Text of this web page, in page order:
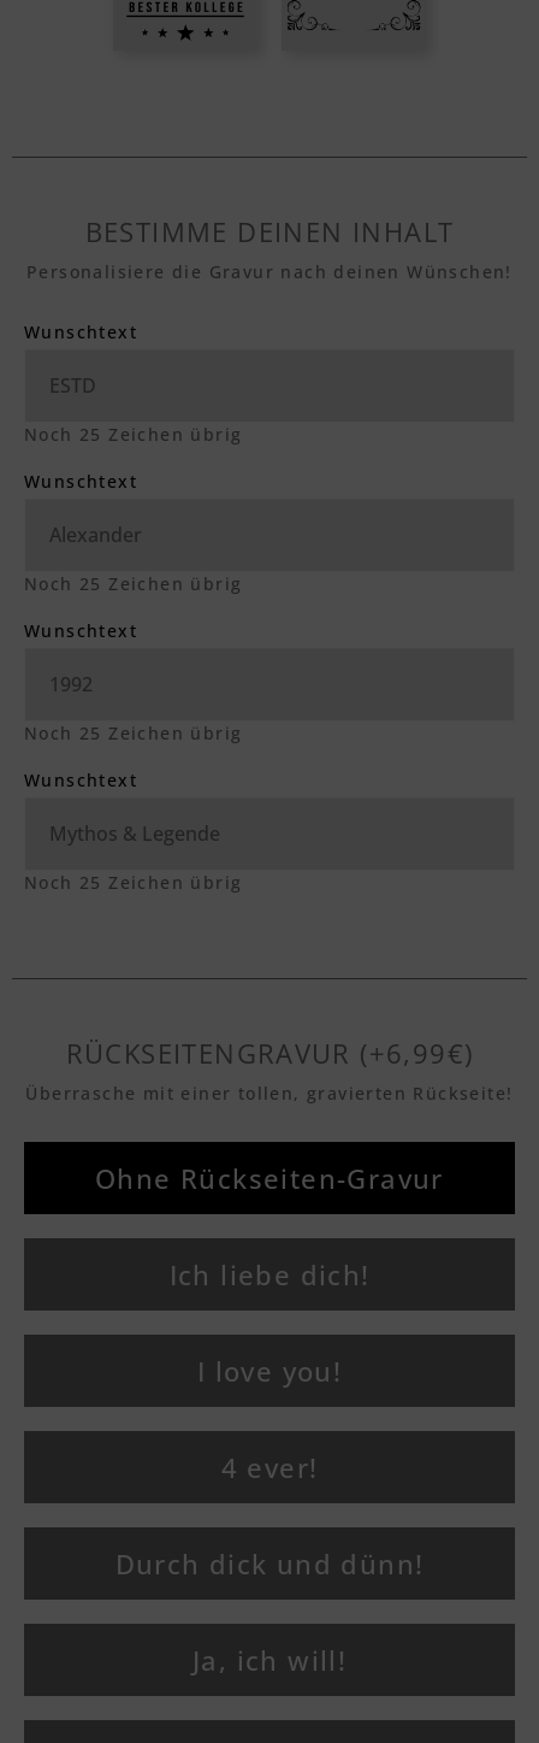
BESTIMME DEINEN INHALT
Personalisiere die Gravur nach deinen Wünschen!
Wunschtext
Noch 25 Zeichen übrig
Wunschtext
Noch 25 Zeichen übrig
Wunschtext
Noch 25 Zeichen übrig
Wunschtext
Noch 25 Zeichen übrig
RÜCKSEITENGRAVUR (+6,99€)
Überrasche mit einer tollen, gravierten Rückseite!
Ohne Rückseiten-Gravur
Ich liebe dich!
I love you!
4 ever!
Durch dick und dünn!
Ja, ich will!